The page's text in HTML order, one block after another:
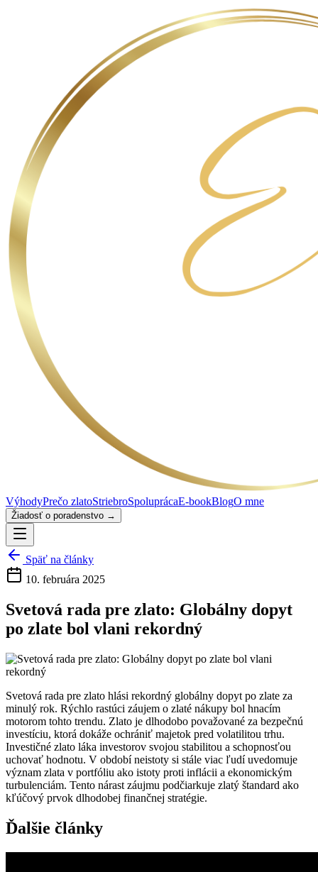
VýhodyPrečo zlatoStriebroSpoluprácaE-bookBlogO mne
Žiadosť o poradenstvo →
Späť na články
10. februára 2025
Svetová rada pre zlato: Globálny dopyt
po zlate bol vlani rekordný
Svetová rada pre zlato hlási rekordný globálny dopyt po zlate za
minulý rok. Rýchlo rastúci záujem o zlaté nákupy bol hnacím
motorom tohto trendu. Zlato je dlhodobo považované za bezpečnú
investíciu, ktorá dokáže ochrániť majetok pred volatilitou trhu.
Investičné zlato láka investorov svojou stabilitou a schopnosťou
uchovať hodnotu. V období neistoty si stále viac ľudí uvedomuje
význam zlata v portfóliu ako istoty proti inflácii a ekonomickým
turbulenciám. Tento nárast záujmu podčiarkuje zlatý štandard ako
kľúčový prvok dlhodobej finančnej stratégie.
Ďalšie články